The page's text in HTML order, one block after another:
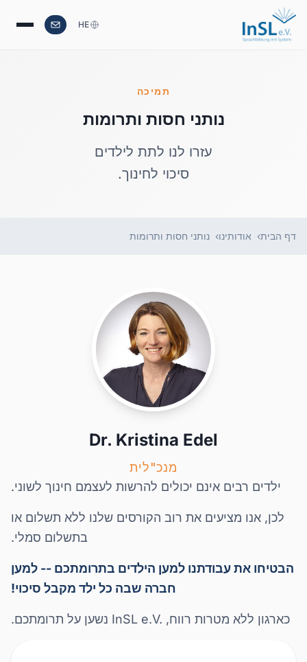
HE
תמיכה
נותני חסות ותרומות
עזרו לנו לתת לילדים
סיכוי לחינוך.
דף הבית אודותינו נותני חסות ותרומות
Dr. Kristina Edel
מנכ"לית
ילדים רבים אינם יכולים להרשות לעצמם חינוך לשוני.
לכן, אנו מציעים את רוב הקורסים שלנו ללא תשלום או
בתשלום סמלי.
הבטיחו את עבודתנו למען הילדים בתרומתכם -- למען
חברה שבה כל ילד מקבל סיכוי!
כארגון ללא מטרות רווח, InSL e.V.‎ נשען על תרומתכם.